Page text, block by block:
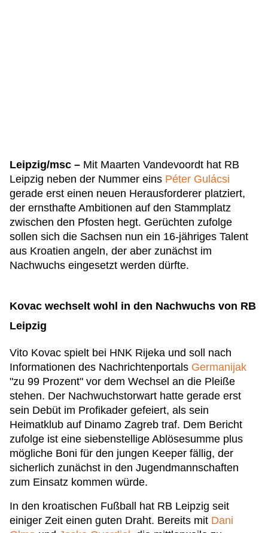
Leipzig/msc – Mit Maarten Vandevoordt hat RB
Leipzig neben der Nummer eins Péter Gulácsi
gerade erst einen neuen Herausforderer platziert,
der ernsthafte Ambitionen auf den Stammplatz
zwischen den Pfosten hegt. Gerüchten zufolge
sollen sich die Sachsen nun ein 16-jähriges Talent
aus Kroatien angeln, der aber zunächst im
Nachwuchs eingesetzt werden dürfte.
Kovac wechselt wohl in den Nachwuchs von RB
Leipzig
Vito Kovac spielt bei HNK Rijeka und soll nach
Informationen des Nachrichtenportals Germanijak
"zu 99 Prozent" vor dem Wechsel an die Pleiße
stehen. Der Nachwuchstorwart hatte gerade erst
sein Debüt im Profikader gefeiert, als sein
Heimatklub auf Dinamo Zagreb traf. Dem Bericht
zufolge ist eine siebenstellige Ablösesumme plus
mögliche Boni für den jungen Keeper fällig, der
sicherlich zunächst in den Jugendmannschaften
zum Einsatz kommen würde.
In den kroatischen Fußball hat RB Leipzig seit
einiger Zeit einen guten Draht. Bereits mit Dani